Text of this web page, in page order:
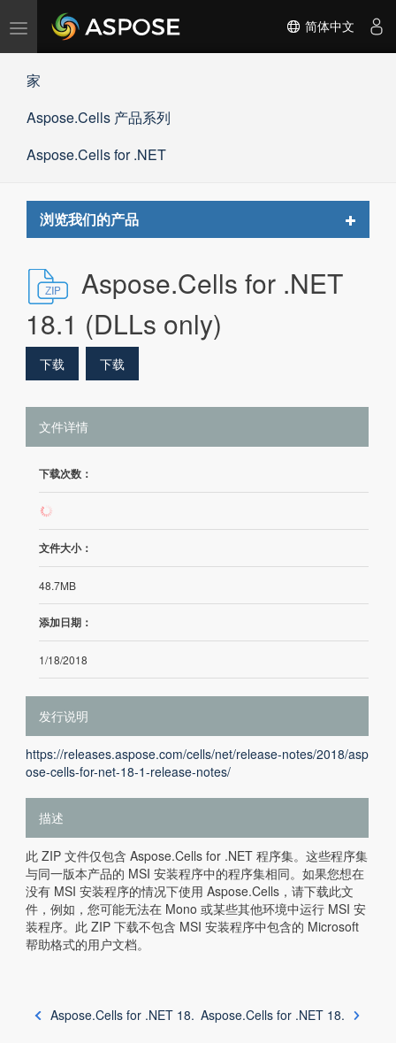
切
航
简体中文
家
Aspose.Cells 产品系列
Aspose.Cells for .NET
浏览我们的产品
Toggle
Aspose.Cells for .NET
18.1 (DLLs only)
下载 下载
文件详情
下载次数：
207
文件大小：
48.7MB
添加日期：
1/18/2018
发行说明
https://releases.aspose.com/cells/net/release-notes/2018/asp
ose-cells-for-net-18-1-release-notes/
描述
此 ZIP 文件仅包含 Aspose.Cells for .NET 程序集。这些程序集
与同一版本产品的 MSI 安装程序中的程序集相同。如果您想在
没有 MSI 安装程序的情况下使用 Aspose.Cells，请下载此文
件，例如，您可能无法在 Mono 或某些其他环境中运行 MSI 安
装程序。此 ZIP 下载不包含 MSI 安装程序中包含的 Microsoft
帮助格式的用户文档。
Aspose.Cells for .NET 18. Aspose.Cells for .NET 18.